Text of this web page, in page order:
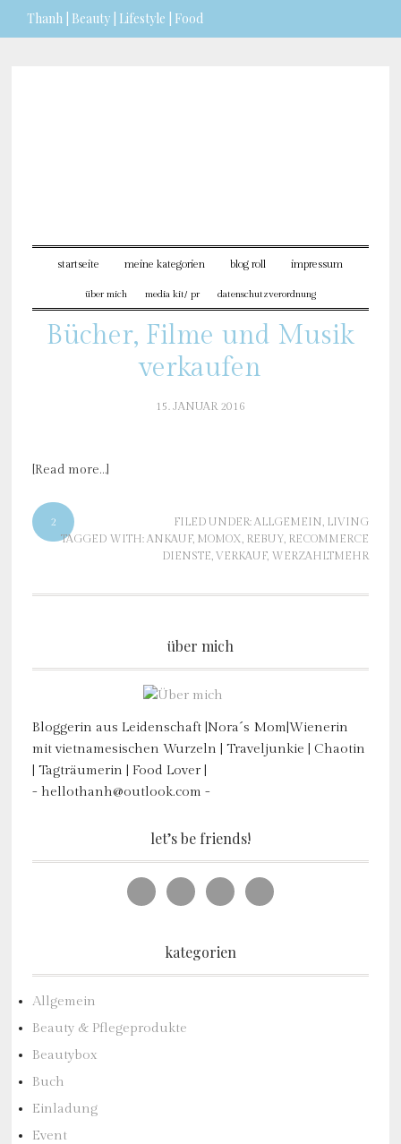
Thanh | Beauty | Lifestyle | Food
startseite meine kategorien blog roll impressum
über mich media kit/ pr datenschutzverordnung
Bücher, Filme und Musik
verkaufen
15. JANUAR 2016
[Read more…]
2 FILED UNDER:ALLGEMEIN, LIVING
TAGGED WITH:ANKAUF, MOMOX, REBUY, RECOMMERCE
DIENSTE,VERKAUF, WERZAHLTMEHR
über mich
Bloggerin aus Leidenschaft |Nora´s Mom|Wienerin
mit vietnamesischen Wurzeln | Traveljunkie | Chaotin
| Tagträumerin | Food Lover |
- hellothanh@outlook.com -
let’s be friends!
kategorien
Allgemein
Beauty & Pflegeprodukte
Beautybox
Buch
Einladung
Event